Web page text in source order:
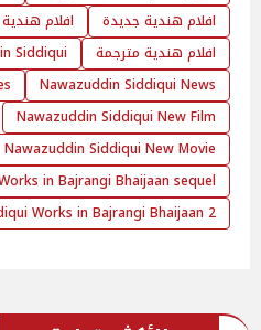
افلام هندية جديدة
افلام
افلام هندية مترجمة
Siddiqui
Nawazuddin Siddiqui News
Nawazuddin Siddiqui New Film
Nawazuddin Siddiqui New Movie
in Bajrangi Bhaijaan sequel
Works in Bajrangi Bhaijaan 2